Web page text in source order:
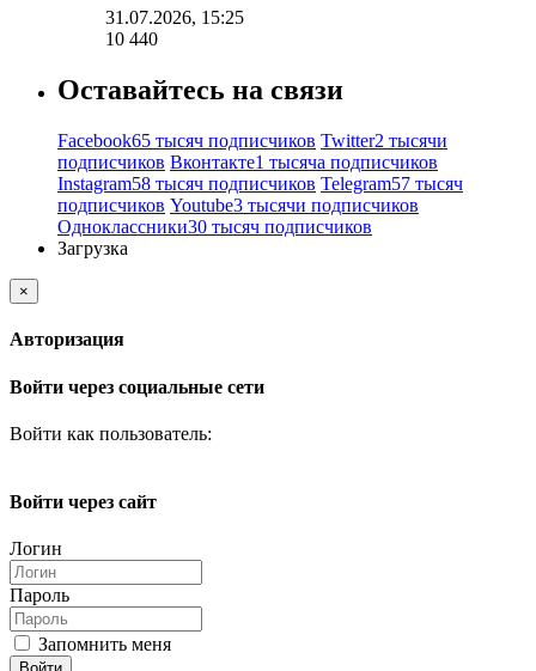
31.07.2026, 15:25
10 440
Оставайтесь на связи
Facebook65 тысяч подписчиков Twitter2 тысячи
подписчиков Вконтакте1 тысяча подписчиков
Instagram58 тысяч подписчиков Telegram57 тысяч
подписчиков Youtube3 тысячи подписчиков
Одноклассники30 тысяч подписчиков
Загрузка
×
Авторизация
Войти через социальные сети
Войти как пользователь:
Войти через сайт
Логин
Пароль
Запомнить меня